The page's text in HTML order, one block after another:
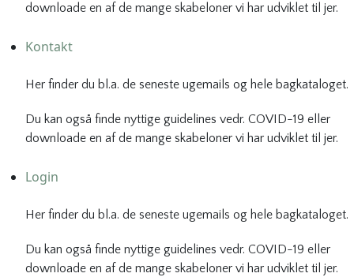
downloade en af de mange skabeloner vi har udviklet til jer.
Kontakt
Her finder du bl.a. de seneste ugemails og hele bagkataloget.
Du kan også finde nyttige guidelines vedr. COVID-19 eller
downloade en af de mange skabeloner vi har udviklet til jer.
Login
Her finder du bl.a. de seneste ugemails og hele bagkataloget.
Du kan også finde nyttige guidelines vedr. COVID-19 eller
downloade en af de mange skabeloner vi har udviklet til jer.